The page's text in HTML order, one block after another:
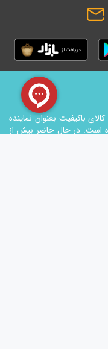
باکیفیت بعنوان نماینده
است. در حال حاضر بیش از